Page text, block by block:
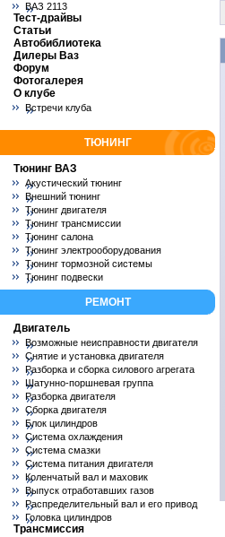
ВАЗ 2113
Тест-драйвы
Статьи
Автобиблиотека
Дилеры Ваз
Форум
Фотогалерея
О клубе
Встречи клуба
ТЮНИНГ
Тюнинг ВАЗ
Акустический тюнинг
Внешний тюнинг
Тюнинг двигателя
Тюнинг трансмиссии
Тюнинг салона
Тюнинг электрооборудования
Тюнинг тормозной системы
Тюнинг подвески
РЕМОНТ
Двигатель
Возможные неисправности двигателя
Снятие и установка двигателя
Разборка и сборка силового агрегата
Шатунно-поршневая группа
Разборка двигателя
Сборка двигателя
Блок цилиндров
Система охлаждения
Система смазки
Система питания двигателя
Коленчатый вал и маховик
Выпуск отработавших газов
Распределительный вал и его привод
Головка цилиндров
Трансмиссия